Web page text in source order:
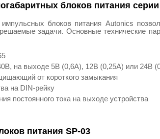
блоков питания серии
блоков питания Autonics
задачи. Основные технические
на выходе 5В (0,6A), 12В (0,25A) или 24В
от короткого замыкания
на DIN-рейку
постоянного тока на выходе устройства
питания SP-03